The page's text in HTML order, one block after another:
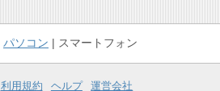
パソコン スマートフォン
利用規約 ヘルプ 運営会社